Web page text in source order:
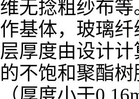
维无捻粗纱布
作基体，玻璃
层厚度由设计
的不饱和聚酯
（厚度小于